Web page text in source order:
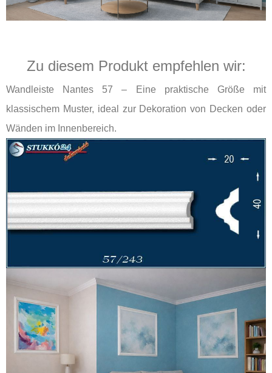
Zu diesem Produkt empfehlen wir:
Wandleiste Nantes 57 – Eine praktische Größe mit
klassischem Muster, ideal zur Dekoration von Decken oder
Wänden im Innenbereich.